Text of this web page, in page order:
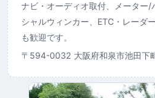
ナビ・オーディオ取付、メーター
シャルウィンカー、ETC・レーダ
も歓迎です。
〒594-0032 大阪府和泉市池田下